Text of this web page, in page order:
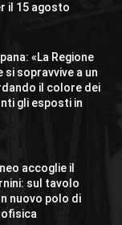
il 15 agosto
«La Regione
si sopravvive a un
il colore dei
gli esposti in
accoglie il
sul tavolo
nuovo polo di